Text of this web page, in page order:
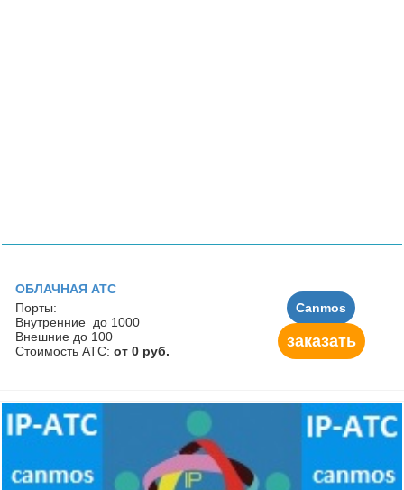
ОБЛАЧНАЯ АТС
Порты:
Внутренние до 1000
Внешние до 100
Стоимость АТС: от 0 руб.
Canmos
заказать